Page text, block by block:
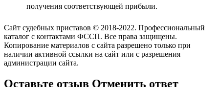
получения соответствующей прибыли.
Сайт судебных приставов © 2018-2022. Профессиональный
каталог с контактами ФССП. Все права защищены.
Копирование материалов с сайта разрешено только при
наличии активной ссылки на сайт или с разрешения
администрации сайта.
Оставьте отзыв Отменить ответ